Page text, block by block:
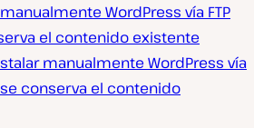
WordPress vía FTP
el contenido existente
manualmente WordPress vía
se conserva el contenido